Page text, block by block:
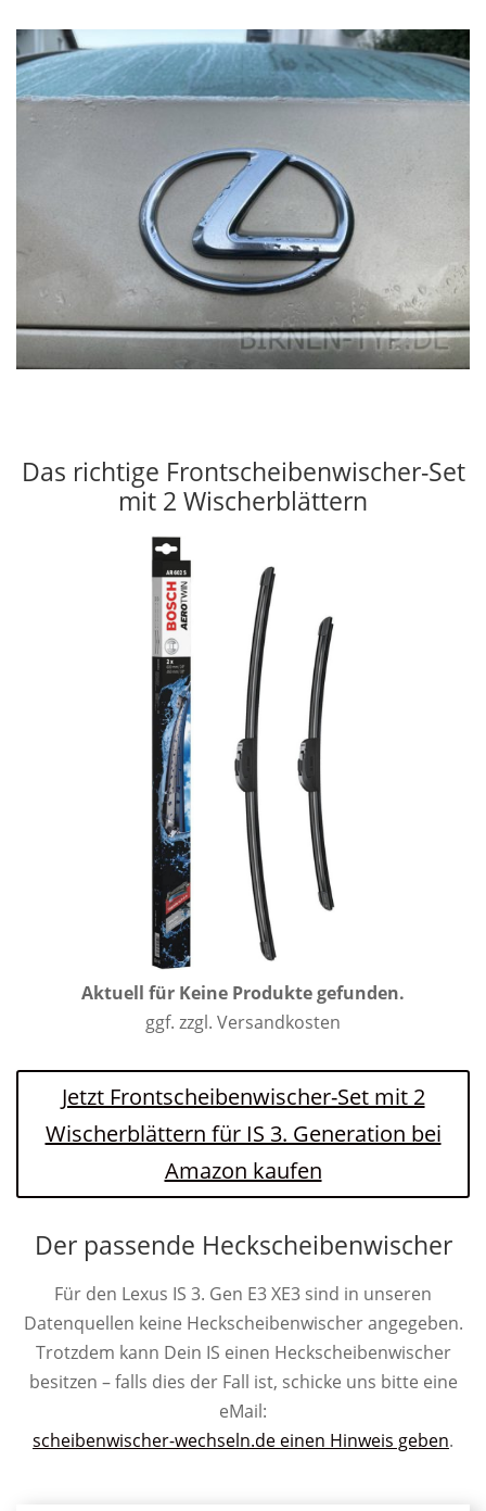
Das richtige Frontscheibenwischer-Set
mit 2 Wischerblättern
Aktuell für Keine Produkte gefunden.
ggf. zzgl. Versandkosten
Jetzt Frontscheibenwischer-Set mit 2
Wischerblättern für IS 3. Generation bei
Amazon kaufen
Der passende Heckscheibenwischer
Für den Lexus IS 3. Gen E3 XE3 sind in unseren
Datenquellen keine Heckscheibenwischer angegeben.
Trotzdem kann Dein IS einen Heckscheibenwischer
besitzen – falls dies der Fall ist, schicke uns bitte eine
eMail:
scheibenwischer-wechseln.de einen Hinweis geben.